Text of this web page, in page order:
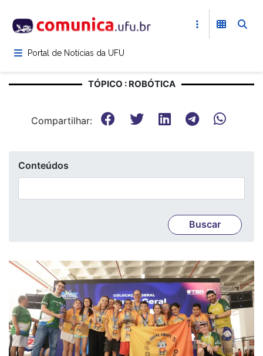
para
conteúdoPortal de Notícias da UFU
TÓPICO : ROBÓTICA
Compartilhar:
Conteúdos